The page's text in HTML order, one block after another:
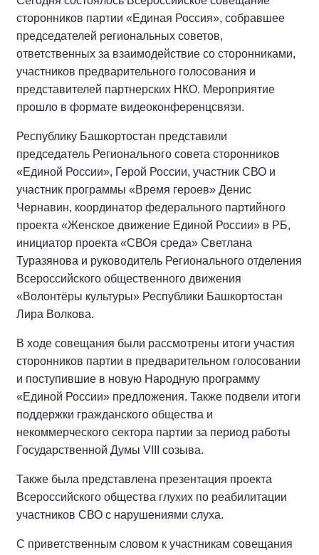
сторонников партии «Единая Россия», собравшее
председателей региональных советов,
ответственных за взаимодействие со сторонниками,
участников предварительного голосования и
представителей партнерских НКО. Мероприятие
прошло в формате видеоконференцсвязи.
Республику Башкортостан представили
председатель Регионального совета сторонников
«Единой России», Герой России, участник СВО и
участник программы «Время героев» Денис
Чернавин, координатор федерального партийного
проекта «Женское движение Единой России» в РБ,
инициатор проекта «СВОя среда» Светлана
Туразянова и руководитель Регионального отделения
Всероссийского общественного движения
«Волонтёры культуры» Республики Башкортостан
Лира Волкова.
В ходе совещания были рассмотрены итоги участия
сторонников партии в предварительном голосовании
и поступившие в новую Народную программу
«Единой России» предложения. Также подвели итоги
поддержки гражданского общества и
некоммерческого сектора партии за период работы
Государственной Думы VIII созыва.
Также была представлена презентация проекта
Всероссийского общества глухих по реабилитации
участников СВО с нарушениями слуха.
С приветственным словом к участникам совещания